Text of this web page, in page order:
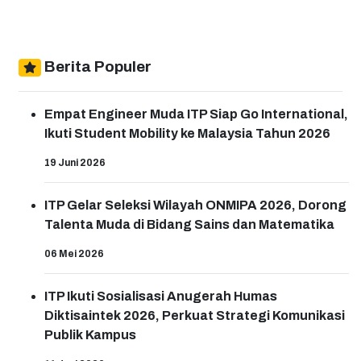
efektif dari sisi cost dan fungsi,” kata Erwin.Hal senada juga
perusahaannya yang bergerak di bidang perkebunan sawit
tersebut mengalami kesulitan dalam masalah air bersih,
mengingat sebagian besar daerahnya dalah lahan gambut
dan berdekatan dengan pesisir selatan sehingga airt yang
tersedia saat ini belum memenuhi syarat layak untuk
konsumsi dan sehat.“Awalnya kita dapat info adanya Water
magang di PT. Gruti Lestari Pratama. Dengan
permasalahan air bersih di perusahaan akhirnya kita tertarik
ingin kunjungan langsung ke ITP dan mencari solusi untuk
permasalahan air di tempat kami,” kata
Wagito.Menanggapi hal tersebut, Rektor ITP Dr. Ir. Hendri
Berita Populer
Empat Engineer Muda ITP Siap Go International,
Ikuti Student Mobility ke Malaysia Tahun 2026
19 Juni 2026
ITP Gelar Seleksi Wilayah ONMIPA 2026, Dorong
Talenta Muda di Bidang Sains dan Matematika
06 Mei 2026
ITP Ikuti Sosialisasi Anugerah Humas
Diktisaintek 2026, Perkuat Strategi Komunikasi
Publik Kampus